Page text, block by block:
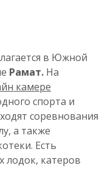
в Южной
Рамат. На
камере
спорта и
соревнования
а также
Есть
лодок, катеров